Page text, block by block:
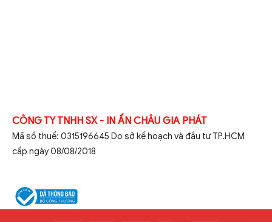
CÔNG TY TNHH SX - IN ẤN CHÂU GIA PHÁT
Mã số thuế: 0315196645 Do sở kế hoạch và đầu tư TP.HCM
cấp ngày 08/08/2018